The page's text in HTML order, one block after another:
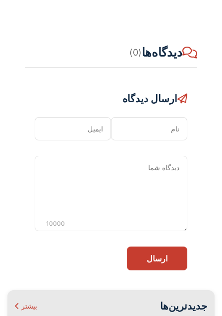
دیدگاه‌ها(0)
ارسال دیدگاه
نام ایمیل
دیدگاه
10000
ارسال
جدیدترین‌ها بیشتر